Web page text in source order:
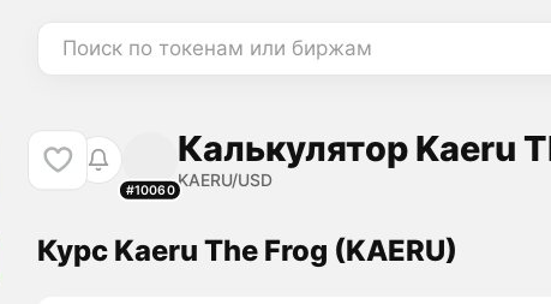
Поиск по токенам или биржам
#10060
Калькулятор Kaeru
KAERU/USD
Курс Kaeru The Frog (KAERU)